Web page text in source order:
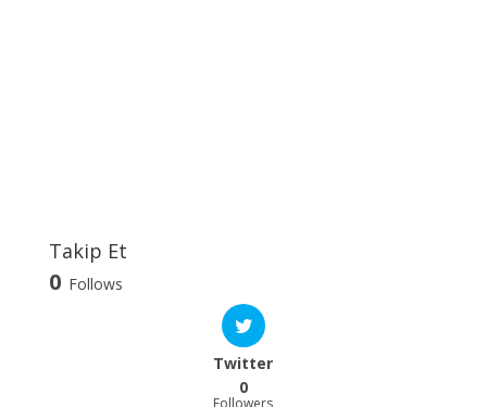
Takip Et
0 Follows
Twitter
0
Followers